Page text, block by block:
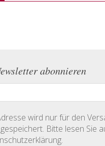
abonnieren
wird nur für den
Bitte lesen Sie